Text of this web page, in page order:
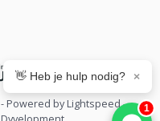
- Powered byLightspeed-
👋 Heb je hulp nodig? ×
1